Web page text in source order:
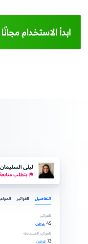
ابدأ الاستخدام مجانًا